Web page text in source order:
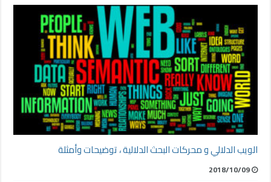
الويب الدلالي و محركات البحث الدلالية ، توضيحات وأمثلة
2018/10/09